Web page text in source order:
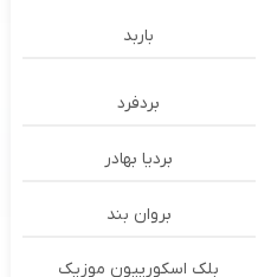
باربد
بردفرد
بردیا بهادر
بروان بند
بلک اسکورپیون موزیک